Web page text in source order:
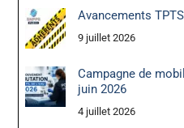
Avancements
9 juillet 2026
Campagne de
juin 2026
4 juillet 2026